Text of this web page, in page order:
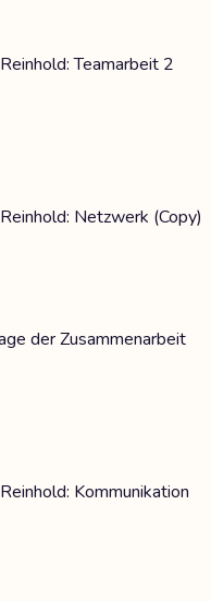
Teamarbeit 2
Netzwerk (Copy)
der Zusammenarbeit
Kommunikation